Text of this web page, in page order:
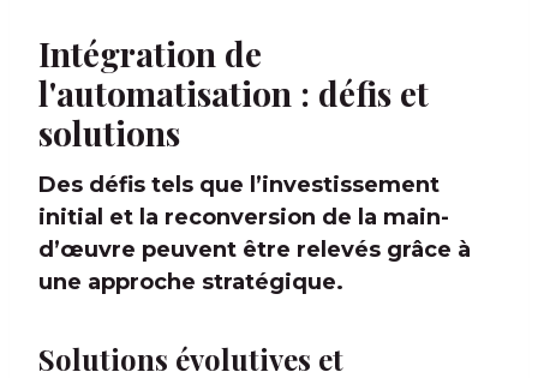
Intégration de
l'automatisation : défis et
solutions
Des défis tels que l’investissement
initial et la reconversion de la main-
d’œuvre peuvent être relevés grâce à
une approche stratégique.
Solutions évolutives et